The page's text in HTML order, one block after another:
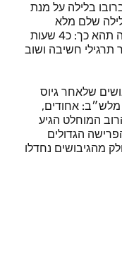
בלילה על מנת
שלם מלא
בפעילות פיזית מאומצת, כאשר החלוקה תהא כך: כ4 שעות
תרגילי חשיבה ושוב
שלאחר גיוס
מלש״ב: אחודים,
המוחלט הגיע
הגדולים
מהגיבושים נחדלו